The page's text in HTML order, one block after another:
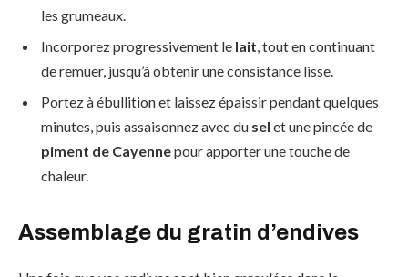
les grumeaux.
Incorporez progressivement le lait, tout en continuant
de remuer, jusqu’à obtenir une consistance lisse.
Portez à ébullition et laissez épaissir pendant quelques
minutes, puis assaisonnez avec du sel et une pincée de
piment de Cayennepour apporter une touche de
chaleur.
Assemblage du gratin d’endives